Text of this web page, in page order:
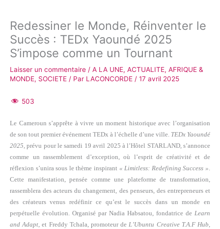
Redessiner le Monde, Réinventer le
Succès : TEDx Yaoundé 2025
S’impose comme un Tournant
Laisser un commentaire / A LA UNE, ACTUALITE, AFRIQUE &
MONDE, SOCIETE / Par LACONCORDE / 17 avril 2025
503
Le Cameroun s’apprête à vivre un moment historique avec l’organisation
de son tout premier événement TEDx à l’échelle d’une ville. TEDx Yaoundé
2025, prévu pour le samedi 19 avril 2025 à l’Hôtel STARLAND, s’annonce
comme un rassemblement d’exception, où l’esprit de créativité et de
réflexion s’unira sous le thème inspirant « Limitless: Redefining Success ».
Cette manifestation, pensée comme une plateforme de transformation,
rassemblera des acteurs du changement, des penseurs, des entrepreneurs et
des créateurs venus redéfinir ce qu’est le succès dans un monde en
perpétuelle évolution. Organisé par Nadia Habsatou, fondatrice de Learn
and Adapt, et Freddy Tchala, promoteur deL’Ubuntu Creative T.A.F Hub,